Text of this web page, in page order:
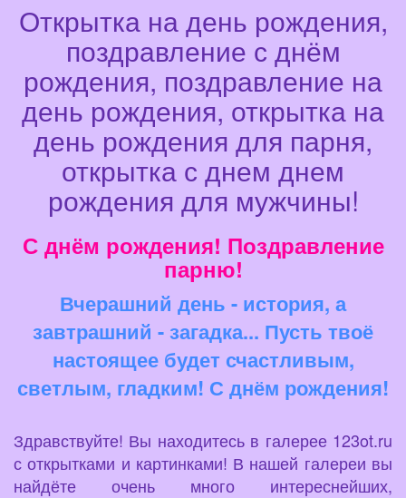
Открытка на день рождения,
поздравление с днём
рождения, поздравление на
день рождения, открытка на
день рождения для парня,
открытка с днем днем
рождения для мужчины!
С днём рождения! Поздравление
парню!
Вчерашний день - история, а
завтрашний - загадка... Пусть твоё
настоящее будет счастливым,
светлым, гладким! С днём рождения!
Здравствуйте! Вы находитесь в галерее 123ot.ru
с открытками и картинками! В нашей галереи вы
найдёте очень много интереснейших,